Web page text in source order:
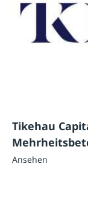
Tikehau
Ansehen